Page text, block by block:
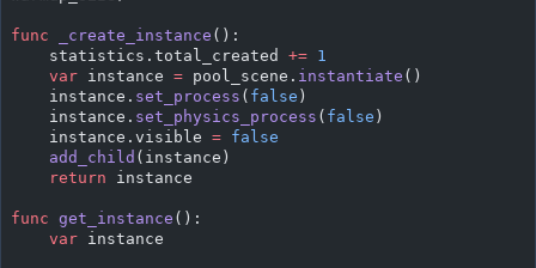
func _create_instance ():
    statistics.total_created
+= 1
    var
instance = pool_scene. instantiate ()
    instance.
set_process ( false )
    instance.
set_physics_process ( false )
    instance.visible
= false
    add_child
(instance)
    return
instance
func get_instance ():
    var
instance